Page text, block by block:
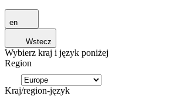
en
Wstecz
Wybierz kraj i język poniżej
Region
Kraj/region-język